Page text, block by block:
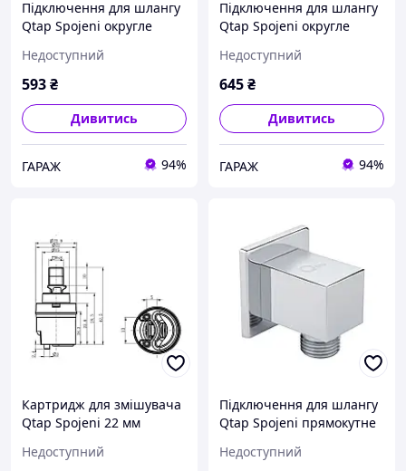
Підключення для шлангу
Qtap Spojeni округле
garage
Недоступний
593₴
Дивитись
ГАРАЖ 94%
Підключення для шлангу
Qtap Spojeni округле
garage
Недоступний
645₴
Дивитись
ГАРАЖ 94%
Картридж для змішувача
Qtap Spojeni 22 мм
Недоступний
Підключення для шлангу
Qtap Spojeni прямокутне
garage
Недоступний